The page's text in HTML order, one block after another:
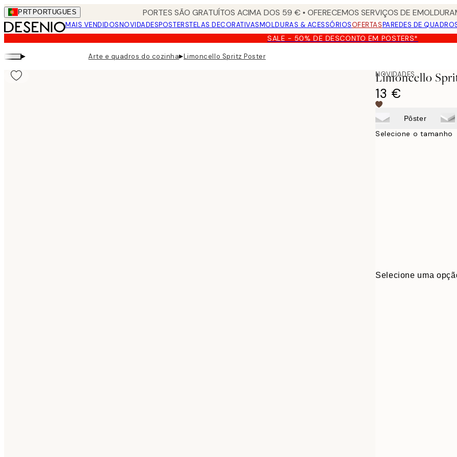
Skip
to
main
content.
PRT PORTUGUES PORTES SÃO GRATUÍTOS ACIMA DOS 59 € • OFERECEMOS SERVIÇOS DE
MAIS VENDIDOSNOVIDADESPOSTERSTELAS DECORATIVASMOLDURAS & ACESSÓRIOSOFERTASPAREDES DE
SALE - 50% DE DESCONTO EM POSTERS*
▸ Arte e quadros do cozinha▸Limoncello Spritz Poster
NOVIDADES
Limoncello
13 €
Pôster
Selecione o tamanho
Selecione uma